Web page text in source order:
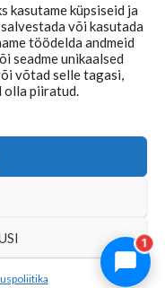
kasutame küpsiseid ja
või kasutada
töödelda andmeid
seadme unikaalsed
võtad selle tagasi,
piiratud.
1